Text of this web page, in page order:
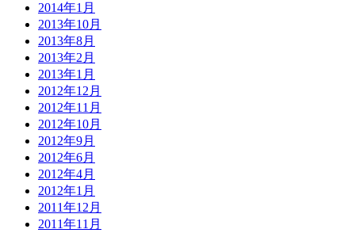
2014年1月
2013年10月
2013年8月
2013年2月
2013年1月
2012年12月
2012年11月
2012年10月
2012年9月
2012年6月
2012年4月
2012年1月
2011年12月
2011年11月